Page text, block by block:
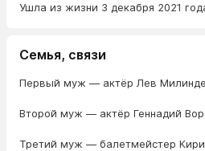
Ушла из жизни 3 декабря 2021
Семья, связи
Первый муж — актёр Лев
Второй муж — актёр Геннадий
Третий муж — балетмейстер